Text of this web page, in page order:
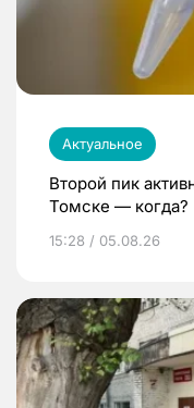
Актуальное
Второй пик
Томске — когда?
15:28 / 05.08.26